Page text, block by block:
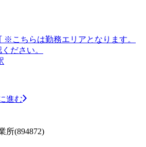
※こちらは勤務エリアとなります。
ださい。
進む
所(894872)